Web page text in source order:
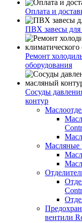
Оплата и
ПВХ завесы для
Ремонт
оборудования
Сосуды
контур
Масляные
вентили